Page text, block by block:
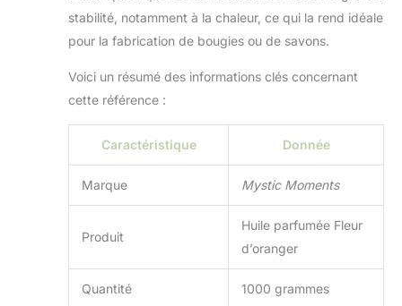
stabilité, notamment à la chaleur, ce qui la rend idéale
pour la fabrication de bougies ou de savons.
Voici un résumé des informations clés concernant
cette référence :
Caractéristique Donnée
Marque Mystic Moments
Produit
Huile parfumée Fleur
d’oranger
Quantité 1000 grammes